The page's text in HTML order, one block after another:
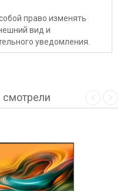
право изменять
вид и
уведомления.